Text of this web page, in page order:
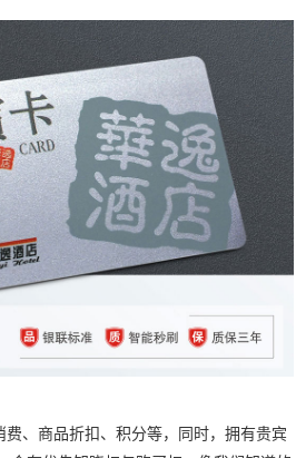
、商品折扣、积分等，同时，拥有贵宾